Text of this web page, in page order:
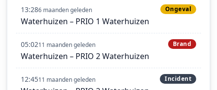
13:286 maanden geleden Ongeval
Waterhuizen – PRIO 1 Waterhuizen
05:0211 maanden geleden Brand
Waterhuizen – PRIO 2 Waterhuizen
12:4511 maanden geleden Incident